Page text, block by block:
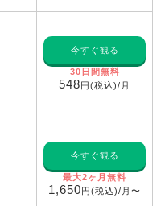
今すぐ観る
30日間無料
548円(税込)/月
今すぐ観る
最大2ヶ月無料
1,650円(税込)/月〜